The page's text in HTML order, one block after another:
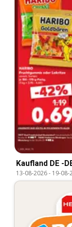
Kaufland DE -
13-08-2026- 19-08-